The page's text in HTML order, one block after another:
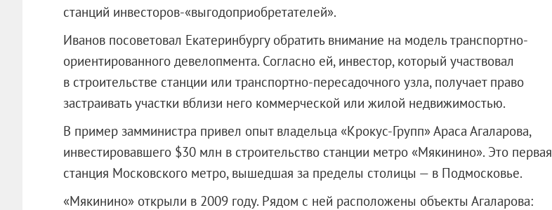
станций инвесторов-«выгодоприобретателей».
Иванов посоветовал Екатеринбургу обратить внимание на модель транспортно-
ориентированного девелопмента. Согласно ей, инвестор, который участвовал
в строительстве станции или транспортно-пересадочного узла, получает право
застраивать участки вблизи него коммерческой или жилой недвижимостью.
В пример замминистра привел опыт владельца «Крокус-Групп» Араса Агаларова,
инвестировавшего $30 млн в строительство станции метро «Мякинино». Это первая
станция Московского метро, вышедшая за пределы столицы — в Подмосковье.
«Мякинино» открыли в 2009 году. Рядом с ней расположены объекты Агаларова: